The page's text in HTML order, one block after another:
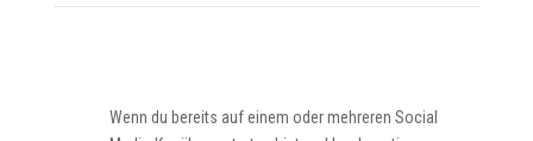
Wenn du bereits auf einem oder mehreren Social